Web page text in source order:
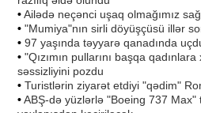
•Ailədə neçənci uşaq olmağımız
• "Mumiya"nın sirli döyüşçüsü illər
• 97 yaşında təyyarə qanadında
• "Qızımın pullarını başqa
səssizliyini pozdu
• Turistlərin ziyarət etdiyi "qədim"
•ABŞ-də yüzlərlə "Boeing 737 Max"